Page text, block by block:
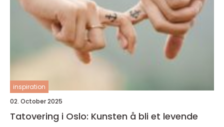
inspiration
02. October 2025
Tatovering i Oslo: Kunsten å bli et levende